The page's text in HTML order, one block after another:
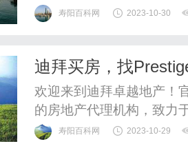
征。以下是一些关于如何
意的名字是很重要的。2.
寿阳百科网 2023-10-30
迪拜买房，找
欢迎来到迪拜卓越地产！
的房地产代理机构，致力
寿阳百科网 2023-10-29